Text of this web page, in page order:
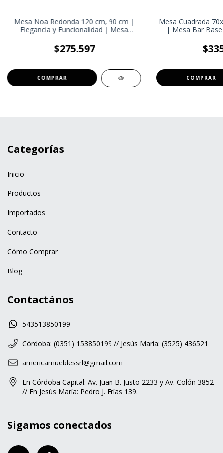
Mesa Noa Redonda 120 cm, 90 cm |
Elegancia y Funcionalidad | Mesa
$275.597
COMPRAR
Mesa Cuadrada
| Mesa Bar
Categorías
Inicio
Productos
Importados
Contacto
Cómo Comprar
Blog
Contactános
543513850199
Córdoba: (0351) 153850199 // Jesús María: (3525) 436521
americamueblessrl@gmail.com
En Córdoba Capital: Av. Juan B. Justo 2233 y Av. Colón 3852
// En Jesús María: Pedro J. Frías 139.
Sigamos conectados